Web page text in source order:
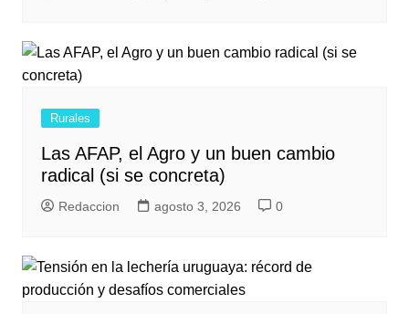
Rurales
Las AFAP, el Agro y un buen cambio
radical (si se concreta)
Redaccion agosto 3, 2026 0